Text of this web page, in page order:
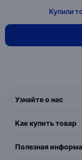
Купили
Узнайте о нас
Как купить товар
Полезная